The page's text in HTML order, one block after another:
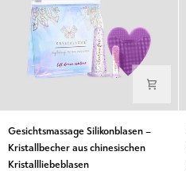
Gesichtsmassage
Silikonblasen
Gesichtsmassage Silikonblasen –
Kristallbecher aus chinesischen
Kristallliebeblasen